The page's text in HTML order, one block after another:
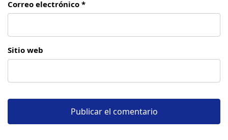
Correo electrónico *
Sitio web